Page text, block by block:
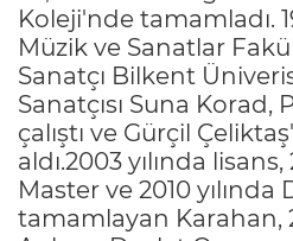
Koleji'nde tamamladı.
Müzik ve Sanatlar
Sanatçı Bilkent
Sanatçısı Suna Korad,
çalıştı ve Gürçil
aldı.2003 yılında lisans,
Master ve 2010 yılında
tamamlayan Karahan,